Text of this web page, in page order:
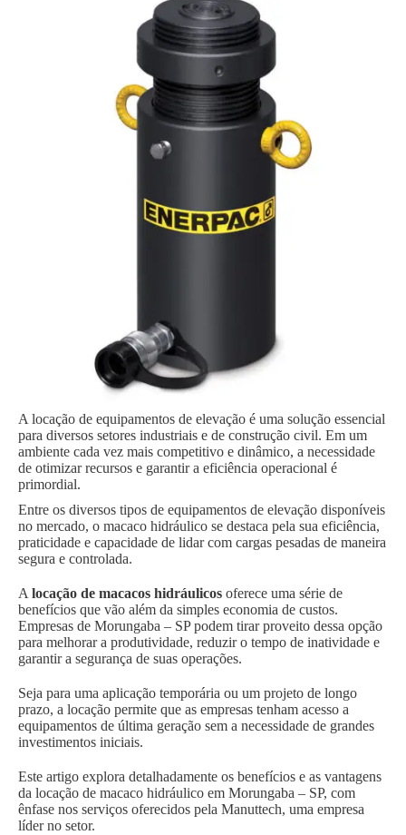
A locação de equipamentos de elevação é uma solução essencial
para diversos setores industriais e de construção civil. Em um
ambiente cada vez mais competitivo e dinâmico, a necessidade
de otimizar recursos e garantir a eficiência operacional é
primordial.
Entre os diversos tipos de equipamentos de elevação disponíveis
no mercado, o macaco hidráulico se destaca pela sua eficiência,
praticidade e capacidade de lidar com cargas pesadas de maneira
segura e controlada.
A locação de macacos hidráulicos oferece uma série de
benefícios que vão além da simples economia de custos.
Empresas de Morungaba – SP podem tirar proveito dessa opção
para melhorar a produtividade, reduzir o tempo de inatividade e
garantir a segurança de suas operações.
Seja para uma aplicação temporária ou um projeto de longo
prazo, a locação permite que as empresas tenham acesso a
equipamentos de última geração sem a necessidade de grandes
investimentos iniciais.
Este artigo explora detalhadamente os benefícios e as vantagens
da locação de macaco hidráulico em Morungaba – SP, com
ênfase nos serviços oferecidos pela Manuttech, uma empresa
líder no setor.